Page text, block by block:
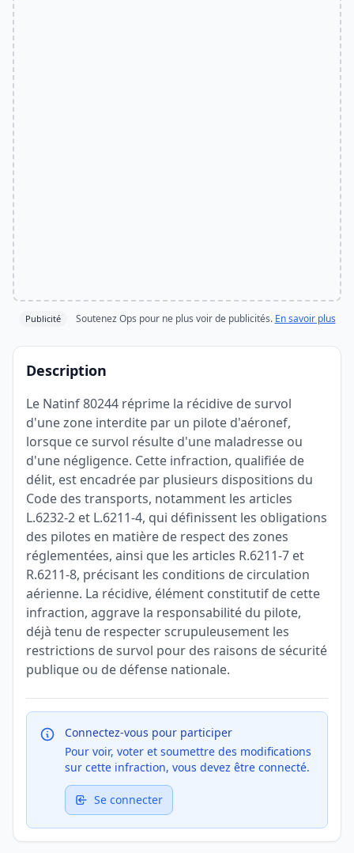
Publicité Soutenez Ops pour ne plus voir de publicités. En savoir plus
Description
Le Natinf 80244 réprime la récidive de survol
d'une zone interdite par un pilote d'aéronef,
lorsque ce survol résulte d'une maladresse ou
d'une négligence. Cette infraction, qualifiée de
délit, est encadrée par plusieurs dispositions du
Code des transports, notamment les articles
L.6232-2 et L.6211-4, qui définissent les obligations
des pilotes en matière de respect des zones
réglementées, ainsi que les articles R.6211-7 et
R.6211-8, précisant les conditions de circulation
aérienne. La récidive, élément constitutif de cette
infraction, aggrave la responsabilité du pilote,
déjà tenu de respecter scrupuleusement les
restrictions de survol pour des raisons de sécurité
publique ou de défense nationale.
Connectez-vous pour participer
Pour voir, voter et soumettre des modifications
sur cette infraction, vous devez être connecté.
Se connecter